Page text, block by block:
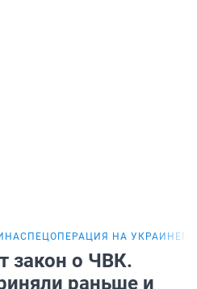
СПЕЦОПЕРАЦИЯ НА УКРАИНЕ
закон о ЧВК.
раньше и